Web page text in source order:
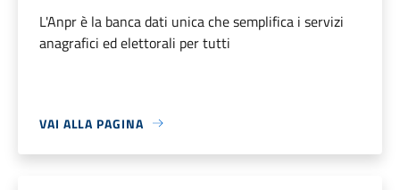
L'Anpr è la banca dati unica che semplifica i servizi
anagrafici ed elettorali per tutti
VAI ALLA PAGINA